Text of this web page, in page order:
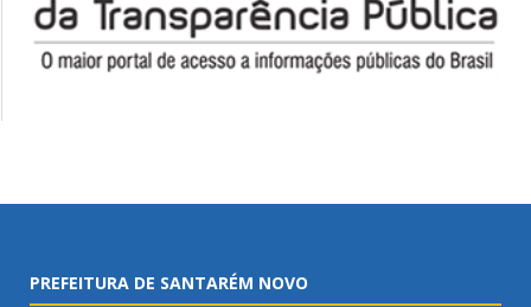
PREFEITURA DE SANTARÉM NOVO